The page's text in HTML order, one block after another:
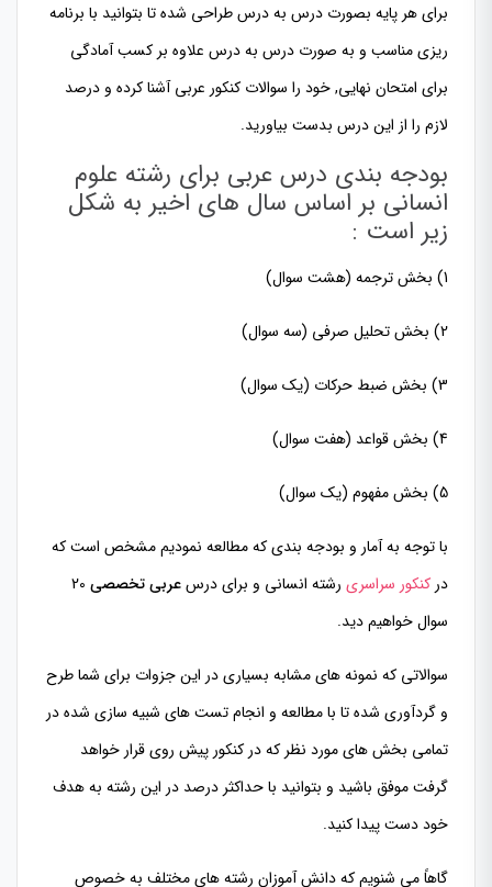
برای هر پایه بصورت درس به درس طراحی شده تا بتوانید با برنامه
ریزی مناسب و به صورت درس به درس علاوه بر کسب آمادگی
برای امتحان نهایی, خود را سوالات کنکور عربی آشنا کرده و درصد
لازم را از این درس بدست بیاورید.
بودجه بندی درس عربی برای رشته علوم
انسانی بر اساس سال های اخیر به شکل
زیر است :
1) بخش ترجمه (هشت سوال)
2) بخش تحلیل صرفی (سه سوال)
3) بخش ضبط حرکات (یک سوال)
4) بخش قواعد (هفت سوال)
5) بخش مفهوم (یک سوال)
با توجه به آمار و بودجه بندی که مطالعه نمودیم مشخص است که
در کنکور سراسری رشته انسانی و برای درسعربی تخصصی 20
سوال خواهیم دید.
سوالاتی که نمونه های مشابه بسیاری در این جزوات برای شما طرح
و گردآوری شده تا با مطالعه و انجام تست های شبیه سازی شده در
تمامی بخش های مورد نظر که در کنکور پیش روی قرار خواهد
گرفت موفق باشید و بتوانید با حداکثر درصد در این رشته به هدف
خود دست پیدا کنید.
گاهاً می شنویم که دانش آموزان رشته های مختلف به خصوص